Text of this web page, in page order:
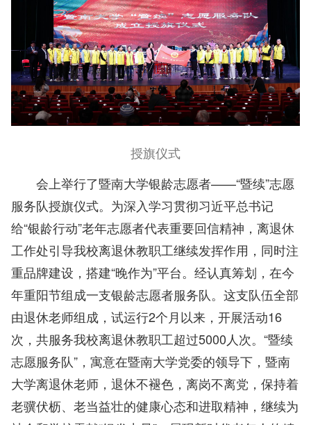
授旗仪式
会上举行了暨南大学银龄志愿者——“暨续”志愿
服务队授旗仪式。为深入学习贯彻习近平总书记
给“银龄行动”老年志愿者代表重要回信精神，离退休
工作处引导我校离退休教职工继续发挥作用，同时注
重品牌建设，搭建“晚作为”平台。经认真筹划，在今
年重阳节组成一支银龄志愿者服务队。这支队伍全部
由退休老师组成，试运行2个月以来，开展活动16
次，共服务我校离退休教职工超过5000人次。“暨续
志愿服务队”，寓意在暨南大学党委的领导下，暨南
大学离退休老师，退休不褪色，离岗不离党，保持着
老骥伏枥、老当益壮的健康心态和进取精神，继续为